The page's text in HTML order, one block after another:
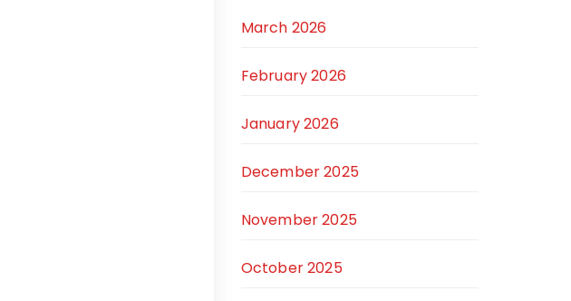
March 2026
February 2026
January 2026
December 2025
November 2025
October 2025